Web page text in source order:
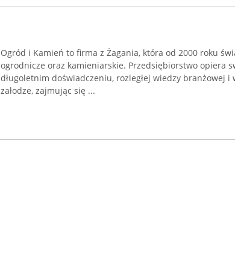
Ogród i Kamień to firma z Żagania, która od 2000 roku
ogrodnicze oraz kamieniarskie. Przedsiębiorstwo opiera
długoletnim doświadczeniu, rozległej wiedzy branżowej i
załodze, zajmując się ...